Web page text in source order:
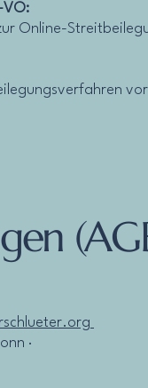
VO:
Online-
·